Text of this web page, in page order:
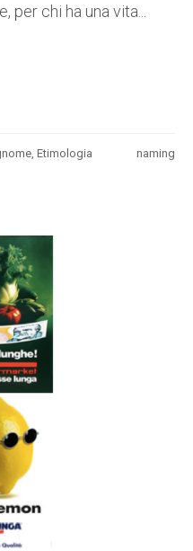
chi ha una vita...
naming
Etimologia